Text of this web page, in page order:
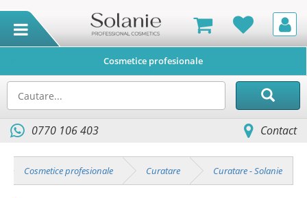
Cosmetice profesionale
0770 106 403 Contact
Cosmetice profesionale Curatare Curatare - Solanie